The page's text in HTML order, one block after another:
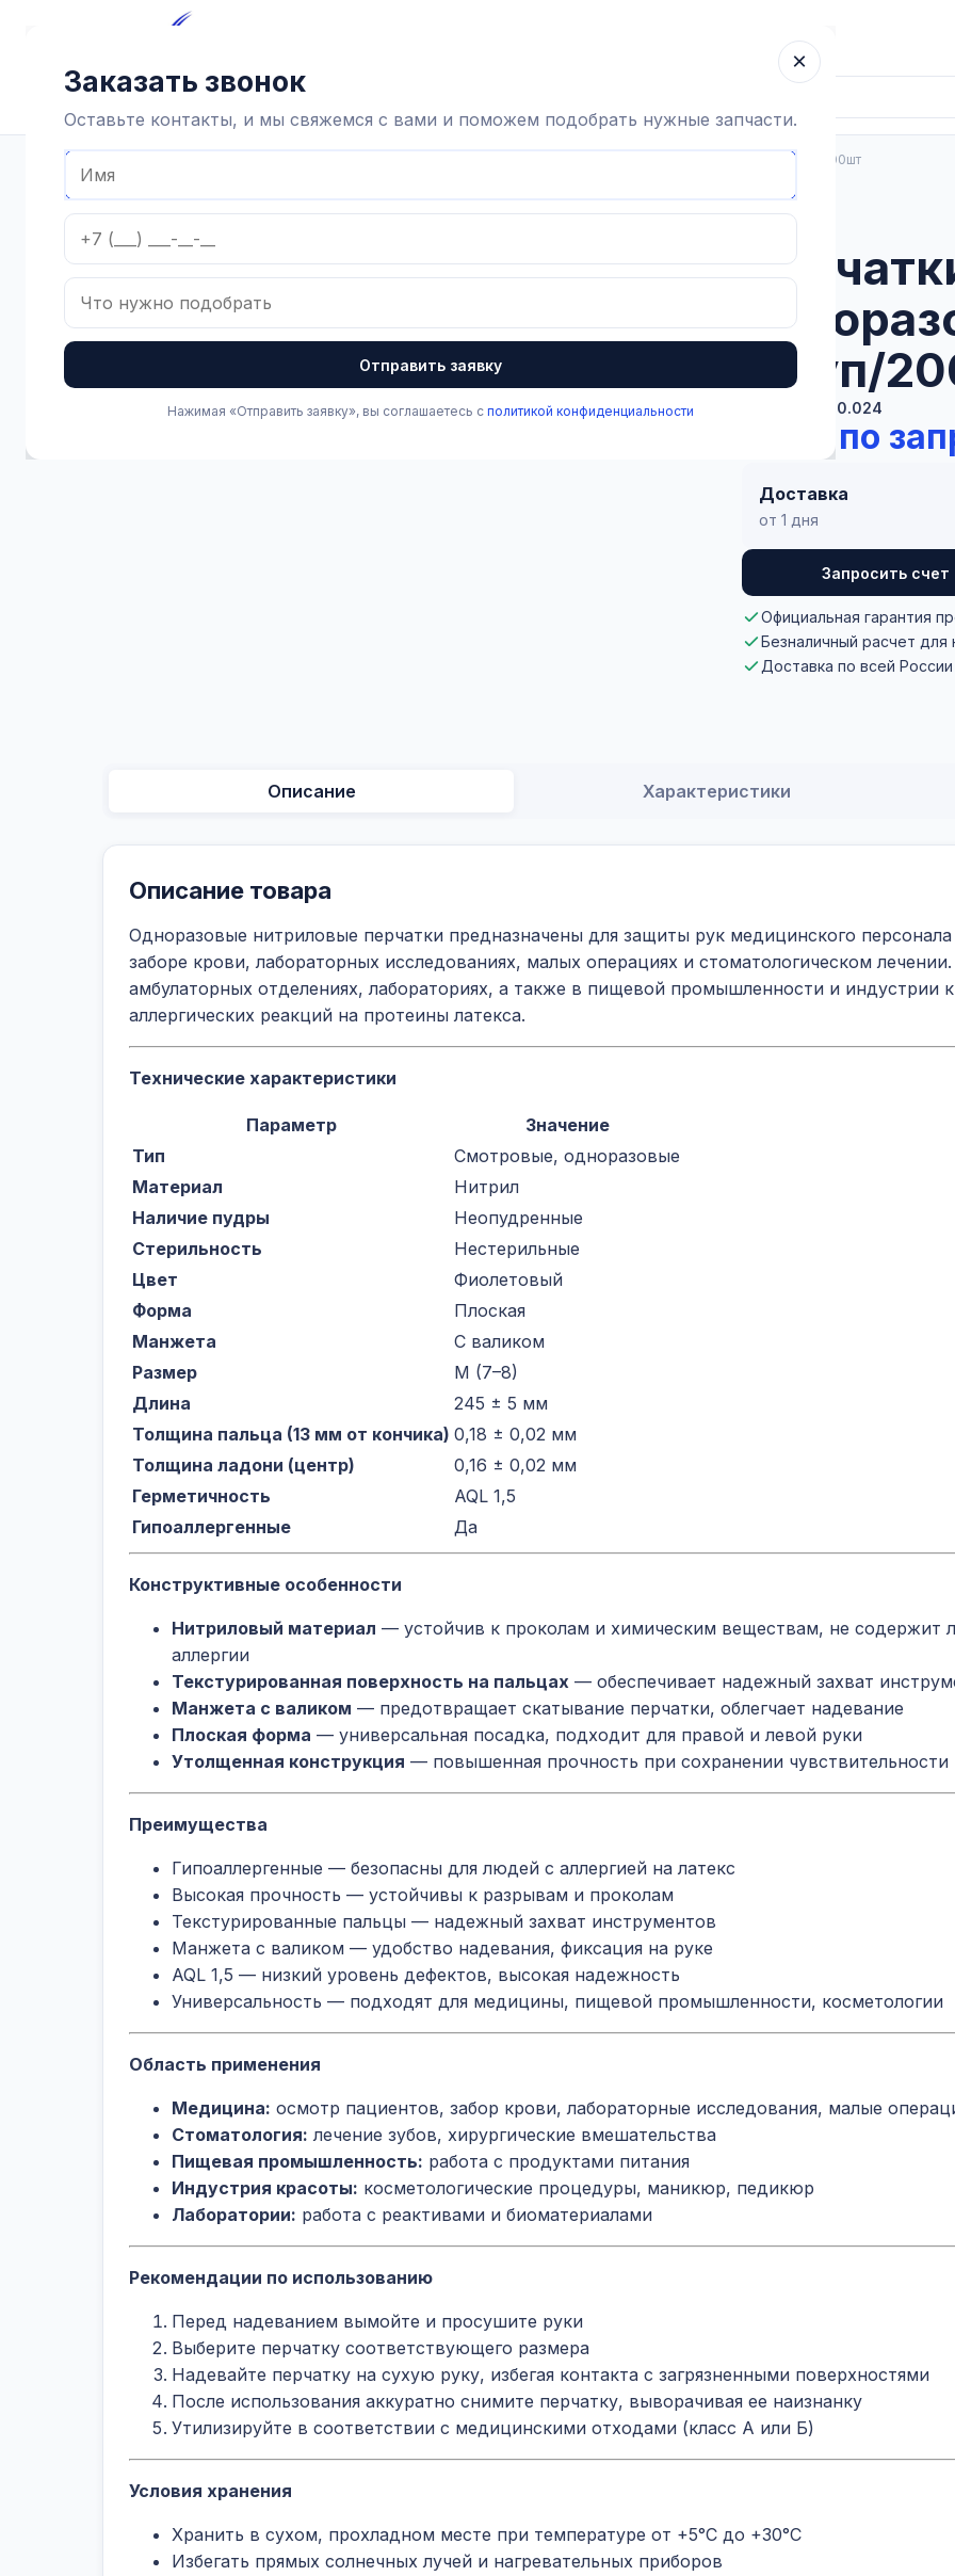
Контакты
Перчатки нитриловые, одноразовые, размер М, уп/200шт
М, уп/
3.5.0.024
Цена по
Доставка
от 1 дня
Запросить счет
Официальная гарантия
Безналичный расчет для
Доставка по всей России
Описание Характеристики
Описание товара
Одноразовые нитриловые перчатки предназначены для защиты рук медицинского
заборе крови, лабораторных исследованиях, малых операциях и стоматологическом
амбулаторных отделениях, лабораториях, а также в пищевой промышленности и индустрии
аллергических реакций на протеины латекса.
Технические характеристики
Параметр
Значение
Тип
Смотровые, одноразовые
Материал
Нитрил
Наличие пудры
Неопудренные
Стерильность
Нестерильные
Цвет
Фиолетовый
Форма
Плоская
Манжета
С валиком
Размер
M (7–8)
Длина
245 ± 5 мм
Толщина пальца (13 мм от кончика) 0,18 ± 0,02 мм
Толщина ладони (центр)
0,16 ± 0,02 мм
Герметичность
AQL 1,5
Гипоаллергенные
Да
Конструктивные особенности
Нитриловый материал — устойчив к проколам и химическим веществам, не содержит
аллергии
Текстурированная поверхность на пальцах — обеспечивает надежный захват
Манжета с валиком — предотвращает скатывание перчатки, облегчает надевание
Плоская форма — универсальная посадка, подходит для правой и левой руки
Утолщенная конструкция — повышенная прочность при сохранении чувствительности
Преимущества
Гипоаллергенные — безопасны для людей с аллергией на латекс
Высокая прочность — устойчивы к разрывам и проколам
Текстурированные пальцы — надежный захват инструментов
Манжета с валиком — удобство надевания, фиксация на руке
AQL 1,5 — низкий уровень дефектов, высокая надежность
Универсальность — подходят для медицины, пищевой промышленности, косметологии
Область применения
Медицина: осмотр пациентов, забор крови, лабораторные исследования, малые
Стоматология: лечение зубов, хирургические вмешательства
Пищевая промышленность: работа с продуктами питания
Индустрия красоты: косметологические процедуры, маникюр, педикюр
Лаборатории: работа с реактивами и биоматериалами
Рекомендации по использованию
Перед надеванием вымойте и просушите руки
Выберите перчатку соответствующего размера
Надевайте перчатку на сухую руку, избегая контакта с загрязненными поверхностями
После использования аккуратно снимите перчатку, выворачивая ее наизнанку
Утилизируйте в соответствии с медицинскими отходами (класс А или Б)
Условия хранения
Хранить в сухом, прохладном месте при температуре от +5°C до +30°C
Избегать прямых солнечных лучей и нагревательных приборов
×
Заказать звонок
Оставьте контакты, и мы свяжемся с вами и поможем подобрать нужные запчасти.
Отправить заявку
Нажимая «Отправить заявку», вы соглашаетесь с политикой конфиденциальности